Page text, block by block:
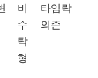
비
수
탁
형
타임락
의존